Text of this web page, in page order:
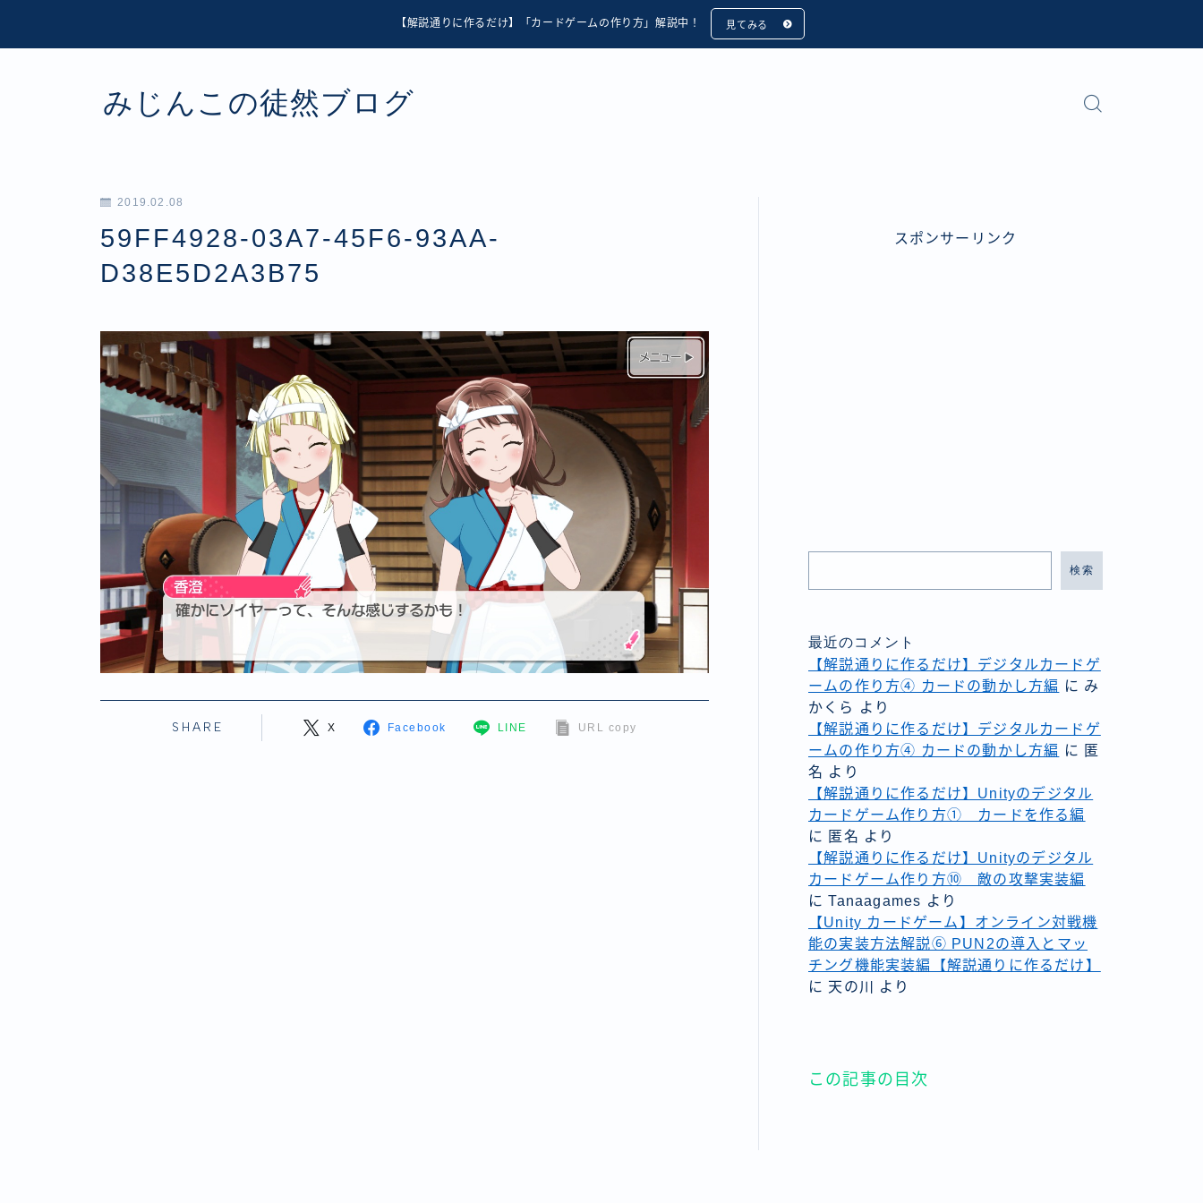
【解説通りに作るだけ】「カードゲームの作り方」解説中！ 見てみる
みじんこの徒然ブログ
2019.02.08
59FF4928-03A7-45F6-93AA-
D38E5D2A3B75
SHARE X Facebook LINE URL copy
スポンサーリンク
検索
最近のコメント
【解説通りに作るだけ】デジタルカードゲ
ームの作り方④ カードの動かし方編 に み
かくら
より
【解説通りに作るだけ】デジタルカードゲ
ームの作り方④ カードの動かし方編 に 匿
名 より
【解説通りに作るだけ】Unityのデジタル
カードゲーム作り方① カードを作る編
に 匿名 より
【解説通りに作るだけ】Unityのデジタル
カードゲーム作り方⑩ 敵の攻撃実装編
にTanaagames より
【Unity カードゲーム】オンライン対戦機
能の実装方法解説⑥ PUN2の導入とマッ
チング機能実装編【解説通りに作るだけ】
に 天の川 より
この記事の目次